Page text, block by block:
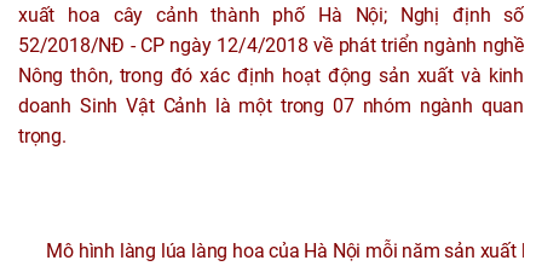
xuất hoa cây cảnh thành phố Hà Nội; Nghị định số
52/2018/NĐ - CP ngày 12/4/2018 về phát triển ngành nghề
Nông thôn, trong đó xác định hoạt động sản xuất và kinh
doanh Sinh Vật Cảnh là một trong 07 nhóm ngành quan
trọng.
Mô hình làng lúa làng hoa của Hà Nội mỗi năm sản xuất